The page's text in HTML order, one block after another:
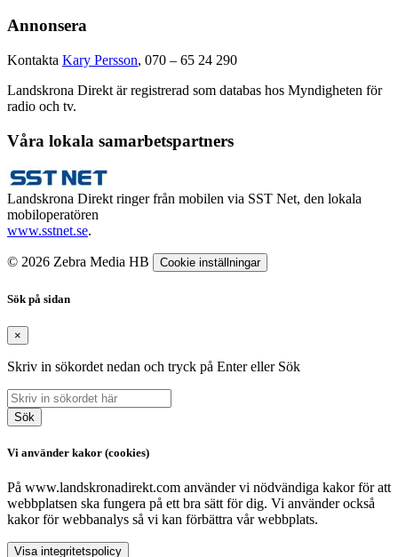
Annonsera
Kontakta Kary Persson, 070 – 65 24 290
Landskrona Direkt är registrerad som databas hos Myndigheten för
radio och tv.
Våra lokala samarbetspartners
Landskrona Direkt ringer från mobilen via SST Net, den lokala
mobiloperatören
www.sstnet.se.
© 2026 Zebra Media HB Cookie inställningar
Sök på sidan
×
Skriv in sökordet nedan och tryck på Enter eller Sök
Sök
Vi använder kakor (cookies)
På www.landskronadirekt.com använder vi nödvändiga kakor för att
webbplatsen ska fungera på ett bra sätt för dig. Vi använder också
kakor för webbanalys så vi kan förbättra vår webbplats.
Visa integritetspolicy